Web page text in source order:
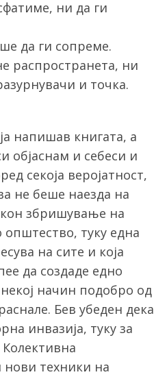
ни да ги
да ги сопреме.
распространета, ни
и точка.
напишав книгата, а
објаснам и себеси и
секоја веројатност,
не беше наезда на
збришување на
туку една
на сите и која
да создаде едно
начин подобро од
Бев убеден дека
инвазија, туку за
Колективна
нови техники на